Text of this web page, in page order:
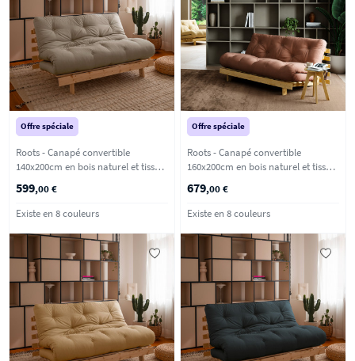
Offre spéciale
Roots - Canapé convertible
140x200cm en bois naturel et tissu -
599,00 €
Existe en 8 couleurs
Offre spéciale
Roots - Canapé convertible
160x200cm en bois naturel et tissu -
679,00 €
Existe en 8 couleurs